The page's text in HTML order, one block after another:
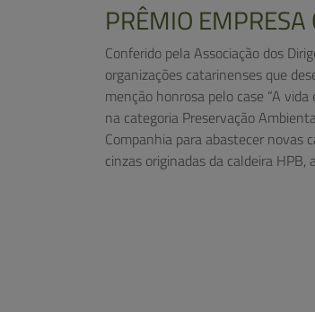
PRÊMIO EMPRESA
Conferido pela Associação dos
organizações catarinenses que
menção honrosa pelo case “A
na categoria Preservação
Companhia para abastecer novas
cinzas originadas da caldeira